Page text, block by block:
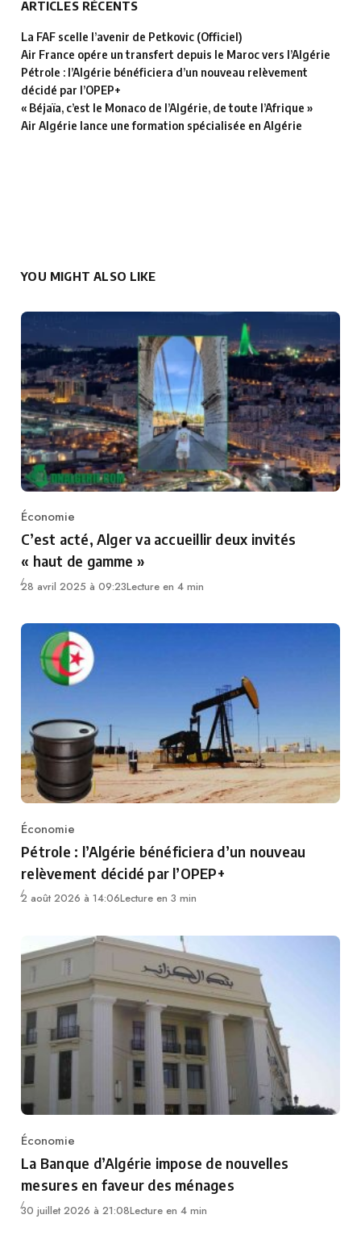
ARTICLES RÉCENTS
La FAF scelle l’avenir de Petkovic (Officiel)
Air France opére un transfert depuis le Maroc vers l’Algérie
Pétrole : l’Algérie bénéficiera d’un nouveau relèvement
décidé par l’OPEP+
« Béjaïa, c’est le Monaco de l’Algérie, de toute l’Afrique »
Air Algérie lance une formation spécialisée en Algérie
YOU MIGHT ALSO LIKE
Category
Économie
C’est acté, Alger va accueillir deux invités
« haut de gamme »
28 avril 2025 à 09:23Lecture en 4 min
Category
Économie
Pétrole : l’Algérie bénéficiera d’un nouveau
relèvement décidé par l’OPEP+
2 août 2026 à 14:06Lecture en 3 min
Category
Économie
La Banque d’Algérie impose de nouvelles
mesures en faveur des ménages
30 juillet 2026 à 21:08Lecture en 4 min